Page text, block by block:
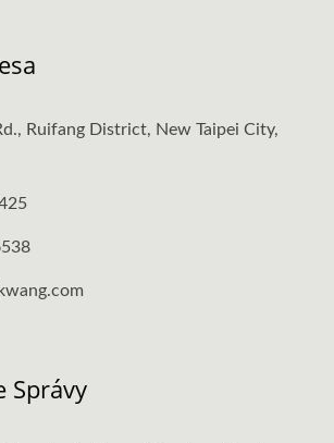
Ruifang District, New Taipei City,
Správy